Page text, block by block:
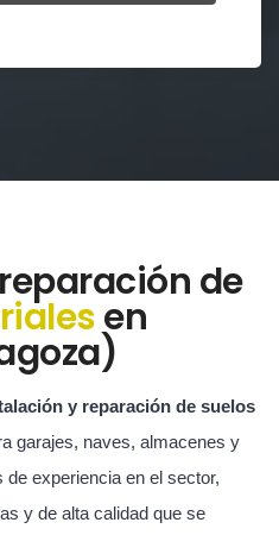
de
en
y reparación de suelos
garajes, naves, almacenes y
experiencia en el sector,
y de alta calidad que se